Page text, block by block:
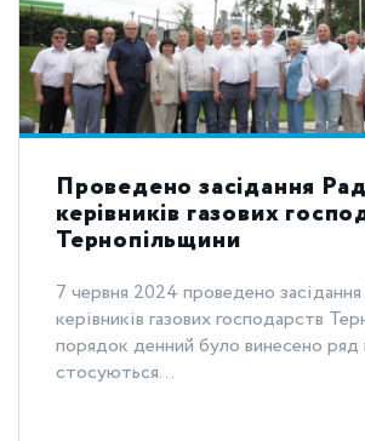
Проведено засідання
керівників газових
Тернопільщини
7 червня 2024 проведено
керівників газових господарств
порядок денний було винесено ряд
стосуються...